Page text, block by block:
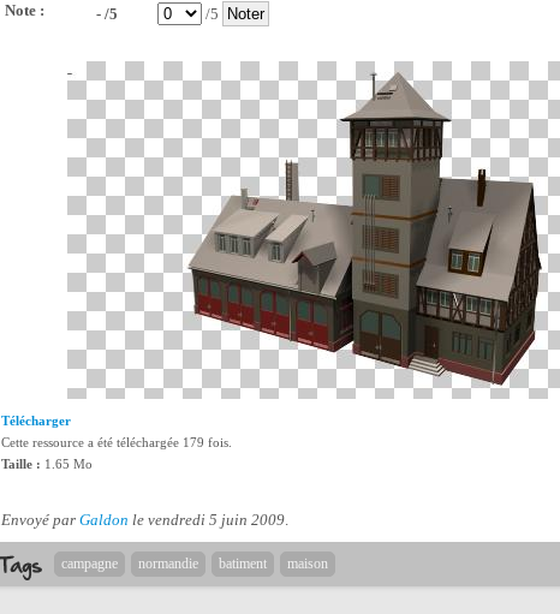
Note :
- /5 /5
Télécharger
Cette ressource a été téléchargée 179 fois.
Taille : 1.65 Mo
Envoyé par Galdon le vendredi 5 juin 2009.
campagne normandie batiment maison